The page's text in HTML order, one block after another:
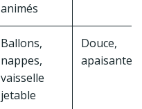
animés
Ballons,
nappes,
vaisselle
jetable
Douce,
apaisante